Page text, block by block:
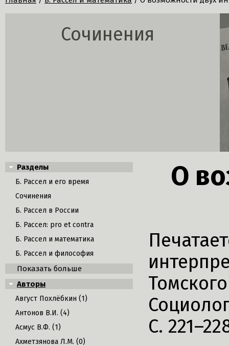
Сочинения
Разделы
Б. Рассел и его время
Сочинения
Б. Рассел в России
Б. Рассел: pro et contra
Б. Рассел и математика
Б. Рассел и философия
Показать больше
Авторы
Август Похлёбкин (1)
Антонов В.И. (4)
Асмус В.Ф. (1)
Ахметзянова Л.М. (0)
О
С.